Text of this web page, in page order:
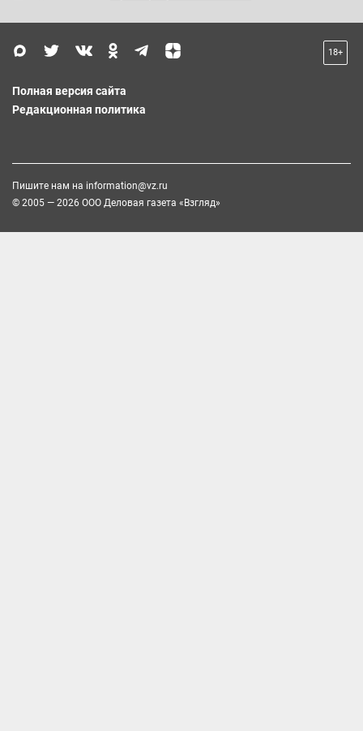
18+
Полная версия сайта
Редакционная политика
Пишите нам на information@vz.ru
© 2005 — 2026 ООО Деловая газета «Взгляд»